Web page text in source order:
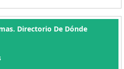
Directorio De Dónde